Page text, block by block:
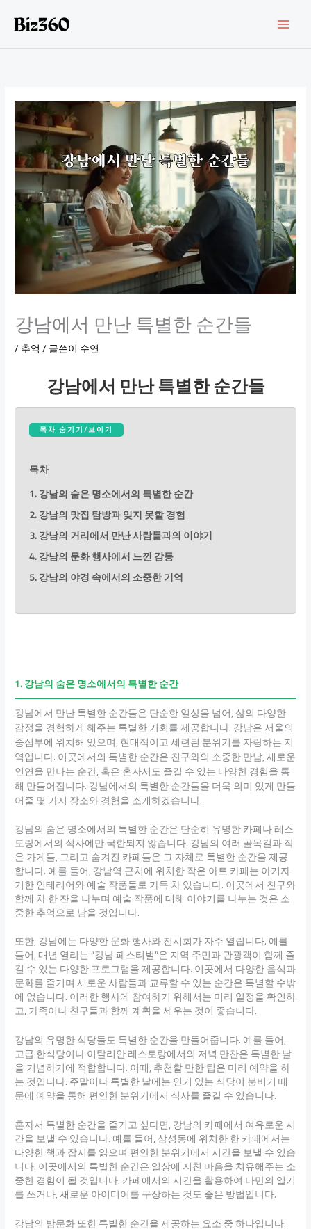
로
강남에서 만난 특별한 순간들
/추억/ 글쓴이 수연
강남에서 만난 특별한 순간들
목차 숨기기/보이기
목차
1. 강남의 숨은 명소에서의 특별한 순간
2. 강남의 맛집 탐방과 잊지 못할 경험
3. 강남의 거리에서 만난 사람들과의 이야기
4. 강남의 문화 행사에서 느낀 감동
5. 강남의 야경 속에서의 소중한 기억
1. 강남의 숨은 명소에서의 특별한 순간
강남에서 만난 특별한 순간들은 단순한 일상을 넘어, 삶의 다양한
감정을 경험하게 해주는 특별한 기회를 제공합니다. 강남은 서울의
중심부에 위치해 있으며, 현대적이고 세련된 분위기를 자랑하는 지
역입니다. 이곳에서의 특별한 순간은 친구와의 소중한 만남, 새로운
인연을 만나는 순간, 혹은 혼자서도 즐길 수 있는 다양한 경험을 통
해 만들어집니다. 강남에서의 특별한 순간들을 더욱 의미 있게 만들
어줄 몇 가지 장소와 경험을 소개하겠습니다.
강남의 숨은 명소에서의 특별한 순간은 단순히 유명한 카페나 레스
토랑에서의 식사에만 국한되지 않습니다. 강남의 여러 골목길과 작
은 가게들, 그리고 숨겨진 카페들은 그 자체로 특별한 순간을 제공
합니다. 예를 들어, 강남역 근처에 위치한 작은 아트 카페는 아기자
기한 인테리어와 예술 작품들로 가득 차 있습니다. 이곳에서 친구와
함께 차 한 잔을 나누며 예술 작품에 대해 이야기를 나누는 것은 소
중한 추억으로 남을 것입니다.
또한, 강남에는 다양한 문화 행사와 전시회가 자주 열립니다. 예를
들어, 매년 열리는 “강남 페스티벌”은 지역 주민과 관광객이 함께 즐
길 수 있는 다양한 프로그램을 제공합니다. 이곳에서 다양한 음식과
문화를 즐기며 새로운 사람들과 교류할 수 있는 순간은 특별할 수밖
에 없습니다. 이러한 행사에 참여하기 위해서는 미리 일정을 확인하
고, 가족이나 친구들과 함께 계획을 세우는 것이 좋습니다.
강남의 유명한 식당들도 특별한 순간을 만들어줍니다. 예를 들어,
고급 한식당이나 이탈리안 레스토랑에서의 저녁 만찬은 특별한 날
을 기념하기에 적합합니다. 이때, 추천할 만한 팁은 미리 예약을 하
는 것입니다. 주말이나 특별한 날에는 인기 있는 식당이 붐비기 때
문에 예약을 통해 편안한 분위기에서 식사를 즐길 수 있습니다.
혼자서 특별한 순간을 즐기고 싶다면, 강남의 카페에서 여유로운 시
간을 보낼 수 있습니다. 예를 들어, 삼성동에 위치한 한 카페에서는
다양한 책과 잡지를 읽으며 편안한 분위기에서 시간을 보낼 수 있습
니다. 이곳에서의 특별한 순간은 일상에 지친 마음을 치유해주는 소
중한 경험이 될 것입니다. 카페에서의 시간을 활용하여 나만의 일기
를 쓰거나, 새로운 아이디어를 구상하는 것도 좋은 방법입니다.
강남의 밤문화 또한 특별한 순간을 제공하는 요소 중 하나입니다.